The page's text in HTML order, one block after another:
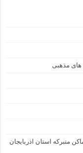
مذهبی
متبرکه استان اذربایجان